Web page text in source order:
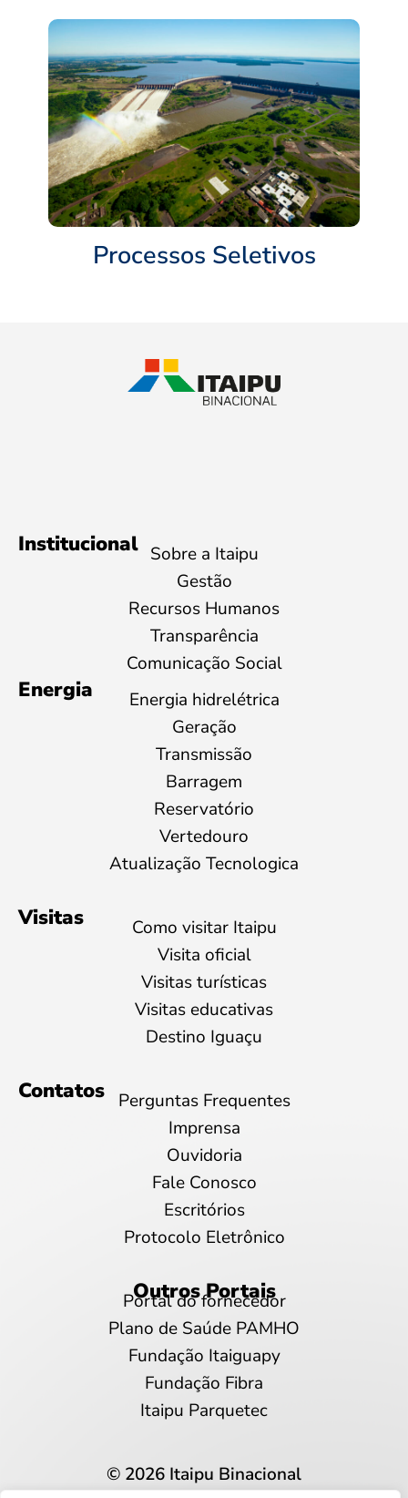
Processos Seletivos
Institucional Sobre a Itaipu
Gestão
Recursos Humanos
Transparência
Comunicação Social
Energia
Energia hidrelétrica
Geração
Transmissão
Barragem
Reservatório
Vertedouro
Atualização Tecnologica
Visitas
Como visitar Itaipu
Visita oficial
Visitas turísticas
Visitas educativas
Destino Iguaçu
Contatos
Perguntas Frequentes
Imprensa
Ouvidoria
Fale Conosco
Escritórios
Protocolo Eletrônico
Outros Portais
Portal do fornecedor
Plano de Saúde PAMHO
Fundação Itaiguapy
Fundação Fibra
Itaipu Parquetec
© 2026 Itaipu Binacional